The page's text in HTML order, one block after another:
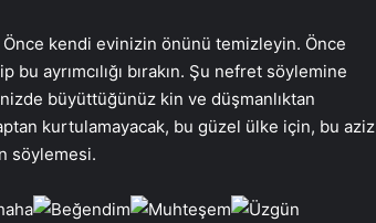
kendi evinizin önünü temizleyin. Önce
ayrımcılığı bırakın. Şu nefret söylemine
büyüttüğünüz kin ve düşmanlıktan
kurtulamayacak, bu güzel ülke için, bu aziz
söylemesi.
Eşya Depolama Rehberi Ümraniye
Çekmeköy Kadıköy
Yarası Tedavisi